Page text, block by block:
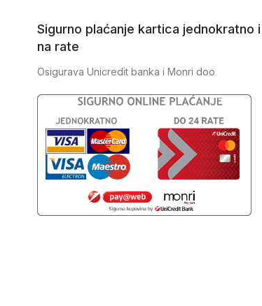
Sigurno plaćanje kartica jednokratno i
na rate
Osigurava Unicredit banka i Monri doo